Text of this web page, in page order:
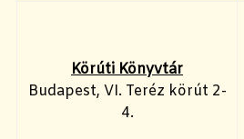
Körúti Könyvtár
Budapest, VI. Teréz körút 2-
4.